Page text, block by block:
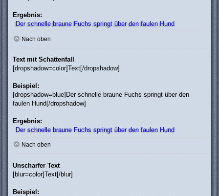
Ergebnis:
Der schnelle braune Fuchs springt über den faulen Hund
Nach oben
Text mit Schattenfall
[dropshadow=color]Text[/dropshadow]
Beispiel:
[dropshadow=blue]Der schnelle braune Fuchs springt über den
faulen Hund[/dropshadow]
Ergebnis:
Der schnelle braune Fuchs springt über den faulen Hund
Nach oben
Unscharfer Text
[blur=color]Text[/blur]
Beispiel: